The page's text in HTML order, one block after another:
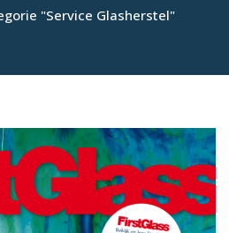
"Service Glasherstel"